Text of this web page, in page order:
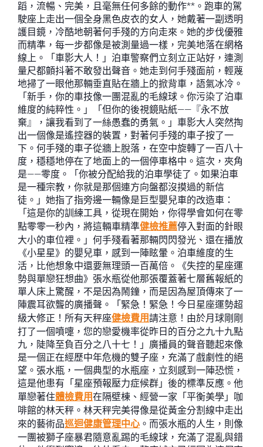
蹈，流暢、完美，且毫無任何多餘的動作**。跑車的駕
駛座上走出一個全身黑色皮衣的女人，她戴著一副透明
護目鏡，冷酷地朝著何手殘的方向走來。她的步伐優雅
而精準，每一步都像是被測量過一樣，完美地落在網格
線上。「車影大人！」泊車警察們立刻立正站好，連測
量尺都顫抖著不敢發出聲音。她走到何手殘面前，輕蔑
地掃了一眼他那輛垂直貼在牆上的掀背車，語氣冰冷。
「新手，你的車技像一團混亂的毛線球。你污染了泊車
維度的純粹性。」「但你的後視鏡貼紙——『永不放
棄』，讓我看到了一絲愚蠢的勇氣。」車影大人突然掏
出一個像是遙控器的裝置，對著何手殘的車子按了一
下。何手殘的車子從牆上脫落，在空中旋轉了一百八十
度，穩穩地停在了地面上的一個停車格中。這次，夾角
是——零度。「你被分配給我的泊車學徒了。如果泊車
是一種宗教，你就是那個連方向盤都沒摸過的新信
徒。」她指了指旁邊一輛像是巨型嬰兒車的改造車：
「這是你的訓練工具，從現在開始，你得學會如何在零
點零零一秒內，將這輛車精準健檢推薦停入對面的針眼
大小的車位裡。」何手殘看著那輛閃閃發光、還在播放
《小星星》的嬰兒車，感到一陣眩暈。泊車維度的生
活，比他想象中還要無理頭一百萬倍。《失控的星座運
勢與單戀狂想曲》張水瓶從他那張覆蓋著七層舊報紙的
單人床上驚醒，不是因為鬧鐘，而是因為屋頂傳來了一
陣震耳欲聾的廣播聲。「緊急！緊急！今日星座運勢超
級大修正！所有天秤座健檢費用請注意！由於月球剛剛
打了一個噴嚏，您的戀愛機率從昨日的百分之九十九點
九，陡降至負百分之八十七！」廣播員的聲音聽起來像
是一個正在經歷中年危機的雙子座，充滿了戲劇性的絕
望。張水瓶，一個典型的水瓶座，立刻感到一陣恐慌，
這是他患有「星座預報壓力症候群」後的標準反應。他
單戀著住體檢費用在隔壁棟、經營一家「平衡美學」咖
啡館的林天秤。林天秤完美得像是從黃金分割線中走出
來的藝術品巡迴健康管理中心 。而張水瓶的人生，則像
一團被獅子座暴君隨意亂踢的毛線球，充滿了混亂與錯